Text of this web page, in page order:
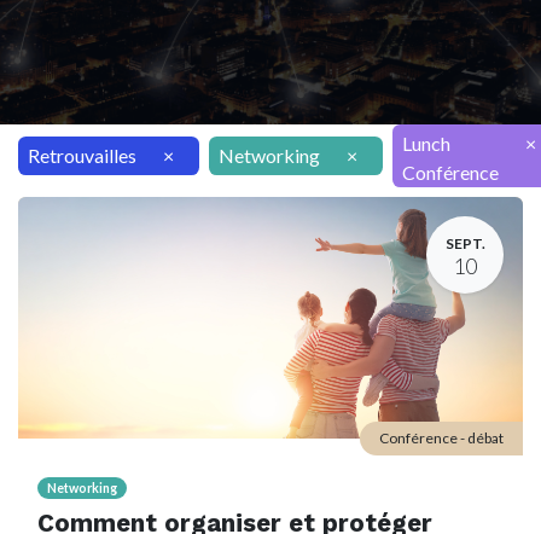
Retrouvailles × Networking ×
Lunch
Conférence
×
SEPT.
10
Networking
Comment organiser et protéger
Conférence - débat